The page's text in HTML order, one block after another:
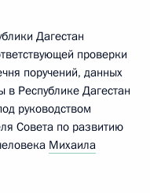
Дагестан
проверки
поручений, данных
Республике Дагестан
руководством
Совета по развитию
Михаила